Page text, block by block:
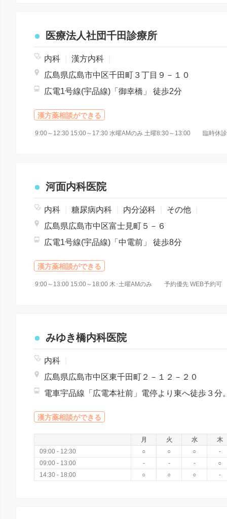
医療法人社団千田診療所
内科 漢方内科
広島県広島市中区千田町３丁目９－１０
広電1号線(宇品線)「御幸橋」 徒歩2分
漢方薬相談ができる
9:00～12:30 15:00～17:30 水曜AMのみ 土曜8:30～13:00 臨時休
河面内科医院
内科 糖尿病内科 内分泌科 その他
広島県広島市中区富士見町５－６
広電1号線(宇品線)「中電前」 徒歩8分
漢方薬相談ができる
9:00～13:00 15:00～18:00 木･土曜AMのみ 予約優先 WEB予約
みゆき橋内科医院
内科
広島県広島市中区東千田町２－１２－２０
漢方薬相談ができる
月 火 水
木
09:00 - 12:30
○ ○ ○
-
09:00 - 13:00
- - -
○
14:30 - 18:00
○ ○ ○ -